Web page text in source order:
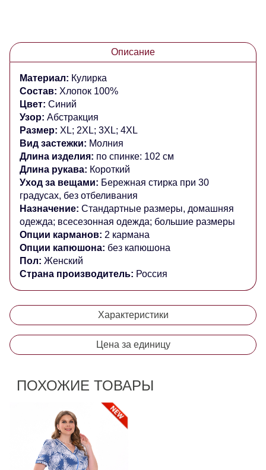
Описание
Материал: Кулирка
Состав: Хлопок 100%
Цвет: Синий
Узор: Абстракция
Размер: XL; 2XL; 3XL; 4XL
Вид застежки: Молния
Длина изделия: по спинке: 102 см
Длина рукава: Короткий
Уход за вещами: Бережная стирка при 30
градусах, без отбеливания
Назначение: Стандартные размеры, домашняя
одежда; всесезонная одежда; большие размеры
Опции карманов: 2 кармана
Опции капюшона: без капюшона
Пол: Женский
Страна производитель: Россия
Характеристики
Цена за единицу
ПОХОЖИЕ ТОВАРЫ